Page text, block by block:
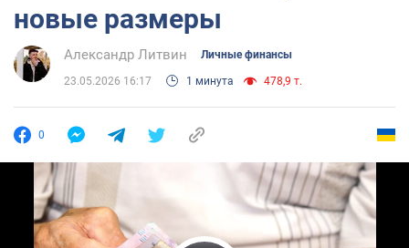
новые размеры
Александр Литвин Личные финансы
23.05.2026 16:17 1 минута 478,9 т.
0